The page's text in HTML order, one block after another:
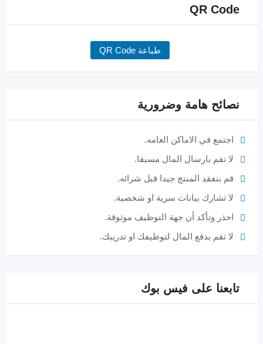
QR Code
طباعة QR Code
نصائح هامة وضرورية
اجتمع في الاماكن العامه.
لا تقم بارسال المال مسبقا.
قم بتفقد المنتج جيدا قبل شرائه.
لا تشارك بيانات سرية او شخصية.
احذر وتأكد أن جهة التوظيف موثوقة.
لا تقم بدفع المال لتوظيفك او تدريبك.
تابعنا على فيس بوك